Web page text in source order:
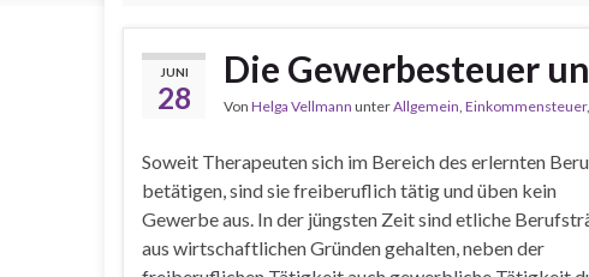
JUNI
28
Die Gewerbesteuer
Von Helga Vellmann unterAllgemein, Einkommensteuer,
Soweit Therapeuten sich im Bereich des erlernten
betätigen, sind sie freiberuflich tätig und üben kein
Gewerbe aus. In der jüngsten Zeit sind etliche
aus wirtschaftlichen Gründen gehalten, neben der